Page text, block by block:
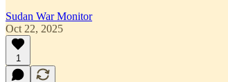
Sudan War Monitor
Oct 22, 2025
1